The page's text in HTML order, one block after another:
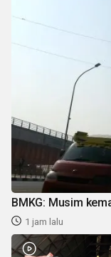
BMKG: Musim
1 jam lalu